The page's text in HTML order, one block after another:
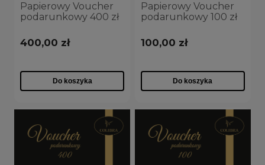
Papierowy Voucher
podarunkowy 400 zł
400,00 zł
Do koszyka
Papierowy Voucher
podarunkowy 100 zł
100,00 zł
Do koszyka